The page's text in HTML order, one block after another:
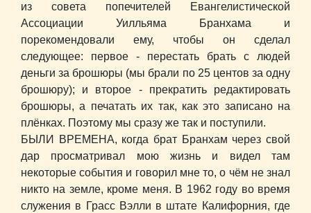
из совета попечителей Евангелистической
Ассоциации Уилльяма Бранхама и
порекомендовали ему, чтобы он сделал
следующее: первое - перестать брать с людей
деньги за брошюры (мы брали по 25 центов за одну
брошюру); и второе - прекратить редактировать
брошюры, а печатать их так, как это записано на
плёнках. Поэтому мы сразу же так и поступили.
БЫЛИ ВРЕМЕНА, когда брат Бранхам через свой
дар просматривал мою жизнь и видел там
некоторые события и говорил мне то, о чём не знал
никто на земле, кроме меня. В 1962 году во время
служения в Грасс Вэлли в штате Калифорния, где